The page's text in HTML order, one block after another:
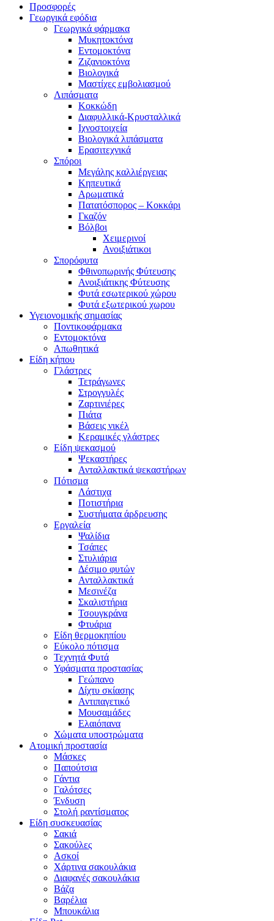
Προσφορές
Γεωργικά εφόδια
Γεωργικά φάρμακα
Μυκητοκτόνα
Εντομοκτόνα
Ζιζανιοκτόνα
Βιολογικά
Μαστίχες εμβολιασμού
Λιπάσματα
Κοκκώδη
Διαφυλλικά-Κρυσταλλικά
Ιχνοστοιχεία
Βιολογικά λιπάσματα
Ερασιτεχνικά
Σπόροι
Μεγάλης καλλιέργειας
Κηπευτικά
Αρωματικά
Πατατόσπορος – Κοκκάρι
Γκαζόν
Βόλβοι
Χειμερινοί
Ανοιξιάτικοι
Σπορόφυτα
Φθινοπωρινής Φύτευσης
Ανοιξιάτικης Φύτευσης
Φυτά εσωτερικού χώρου
Φυτά εξωτερικού χωρου
Υγειονομικής σημασίας
Ποντικοφάρμακα
Εντομοκτόνα
Απωθητικά
Είδη κήπου
Γλάστρες
Τετράγωνες
Στρογγυλές
Ζαρτινιέρες
Πιάτα
Βάσεις νικέλ
Κεραμικές γλάστρες
Είδη ψεκασμού
Ψεκαστήρες
Ανταλλακτικά ψεκαστήρων
Πότισμα
Λάστιχα
Ποτιστήρια
Συστήματα άρδρευσης
Εργαλεία
Ψαλίδια
Τσάπες
Στυλιάρια
Δέσιμο φυτών
Ανταλλακτικά
Μεσινέζα
Σκαλιστήρια
Τσουγκράνα
Φτυάρια
Είδη θερμοκηπίου
Εύκολο πότισμα
Τεχνητά Φυτά
Υφάσματα προστασίας
Γεώπανο
Δίχτυ σκίασης
Αντιπαγετικό
Μουσαμάδες
Ελαιόπανα
Χώματα υποστρώματα
Ατομική προστασία
Μάσκες
Παπούτσια
Γάντια
Γαλότσες
Ένδυση
Στολή ραντίσματος
Είδη συσκευασίας
Σακιά
Σακούλες
Ασκοί
Χάρτινα σακουλάκια
Διαφανές σακουλάκια
Βάζα
Βαρέλια
Μπουκάλια